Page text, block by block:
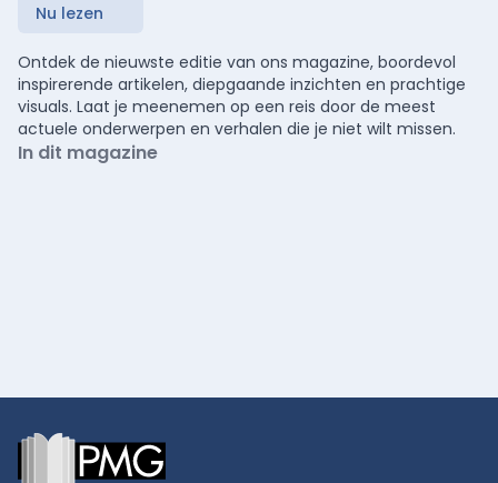
Nu lezen
Ontdek de nieuwste editie van ons magazine, boordevol
inspirerende artikelen, diepgaande inzichten en prachtige
visuals. Laat je meenemen op een reis door de meest
actuele onderwerpen en verhalen die je niet wilt missen.
In dit magazine
Footer